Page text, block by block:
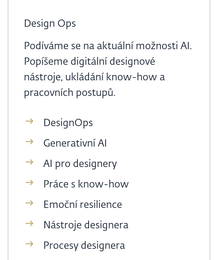
Design Ops
Podíváme se na aktuální možnosti AI.
Popíšeme digitální designové
nástroje, ukládání know-how a
pracovních postupů.
DesignOps
Generativní AI
AI pro designery
Práce s know-how
Emoční resilience
Nástroje designera
Procesy designera